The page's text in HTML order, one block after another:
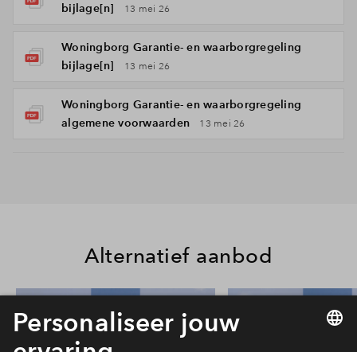
bijlage[n]
13 mei 26
Woningborg Garantie- en waarborgregeling
bijlage[n]
13 mei 26
Woningborg Garantie- en waarborgregeling
algemene voorwaarden
13 mei 26
Alternatief aanbod
14